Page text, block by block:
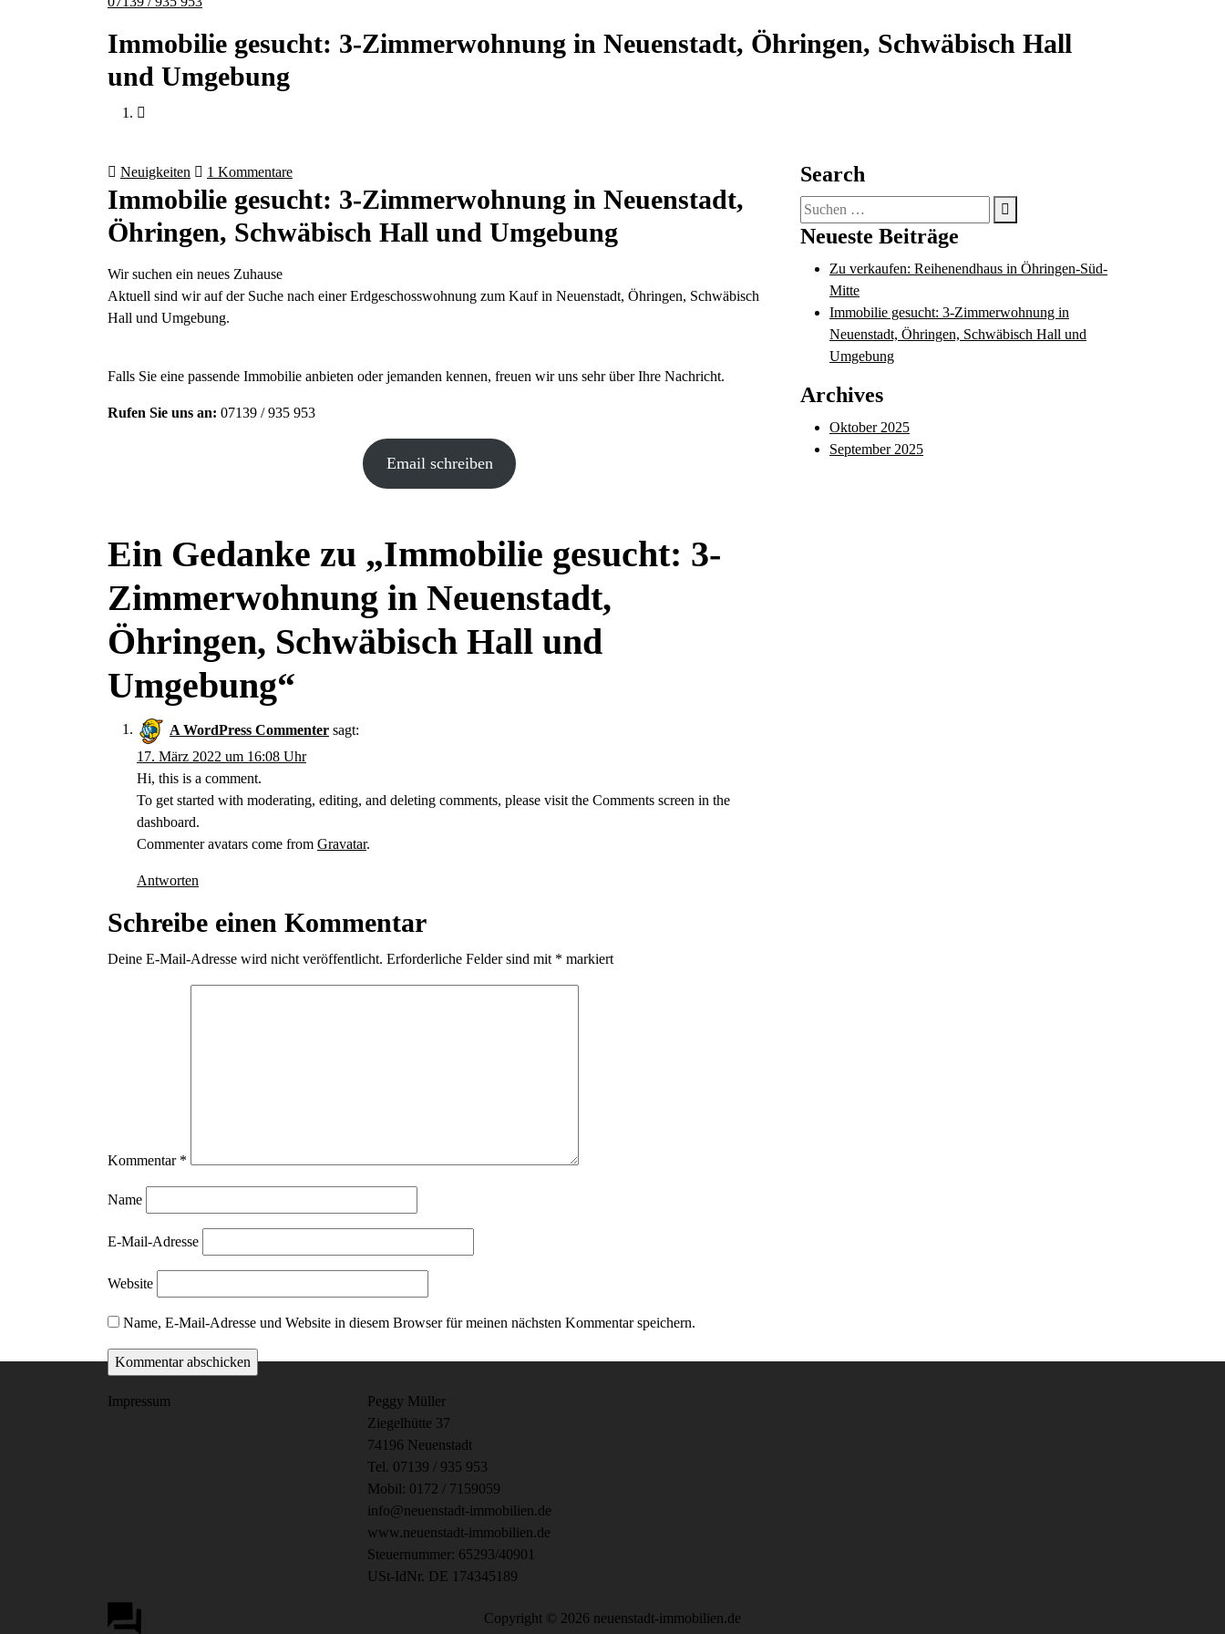
Immobilie gesucht: 3-Zimmerwohnung in Neuenstadt, Öhringen, Schwäbisch Hall
und Umgebung
Neuigkeiten 1 Kommentare
Immobilie gesucht: 3-Zimmerwohnung in Neuenstadt,
Öhringen, Schwäbisch Hall und Umgebung
Wir suchen ein neues Zuhause
Aktuell sind wir auf der Suche nach einer Erdgeschosswohnung zum Kauf in Neuenstadt, Öhringen, Schwäbisch
Hall und Umgebung.
Falls Sie eine passende Immobilie anbieten oder jemanden kennen, freuen wir uns sehr über Ihre Nachricht.
Rufen Sie uns an: 07139 / 935 953
Email schreiben
Ein Gedanke zu „Immobilie gesucht: 3-
Zimmerwohnung in Neuenstadt,
Öhringen, Schwäbisch Hall und
Umgebung“
A WordPress Commenter sagt:
17. März 2022 um 16:08 Uhr
Hi, this is a comment.
To get started with moderating, editing, and deleting comments, please visit the Comments screen in the
dashboard.
Commenter avatars come from Gravatar.
Antworten
Schreibe einen Kommentar
Deine E-Mail-Adresse wird nicht veröffentlicht. Erforderliche Felder sind mit * markiert
Kommentar *
Name
E-Mail-Adresse
Website
Name, E-Mail-Adresse und Website in diesem Browser für meinen nächsten Kommentar speichern.
Search
Suche
nach:
Neueste Beiträge
Zu verkaufen: Reihenendhaus in Öhringen-Süd-
Mitte
Immobilie gesucht: 3-Zimmerwohnung in
Neuenstadt, Öhringen, Schwäbisch Hall und
Umgebung
Archives
Oktober 2025
September 2025
Impressum
Peggy Müller
Ziegelhütte 37
74196 Neuenstadt
Tel. 07139 / 935 953
Mobil: 0172 / 7159059
info@neuenstadt-immobilien.de
www.neuenstadt-immobilien.de
Steuernummer: 65293/40901
USt-IdNr. DE 174345189
Copyright © 2026 neuenstadt-immobilien.de